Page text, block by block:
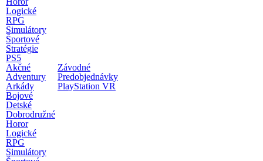
Logické
RPG
Simulátory
Športové
Stratégie
PS5
Akčné
Adventury
Arkády
Bojové
Detské
Dobrodružné
Horor
Logické
RPG
Simulátory
Závodné
Predobjednávky
PlayStation VR